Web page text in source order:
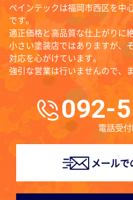
ペインテックは福岡市西区を中
です。
適正価格と高品質な仕上がりに
小さい塗装店ではありますが、
対応を心がけています。
強引な営業は行いませんので、
092-
電話受
メールで